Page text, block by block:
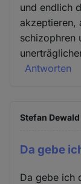
und endlich
akzeptieren,
schizophren
Antworten
Stefan
Da gebe
Da gebe ich